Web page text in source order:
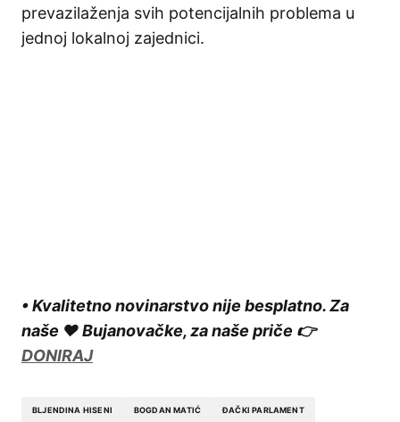
prevazilaženja svih potencijalnih problema u
jednoj lokalnoj zajednici.
• Kvalitetno novinarstvo nije besplatno. Za
naše ❤️ Bujanovačke, za naše priče 👉
DONIRAJ
BLJENDINA HISENI BOGDAN MATIĆ ĐAČKI PARLAMENT